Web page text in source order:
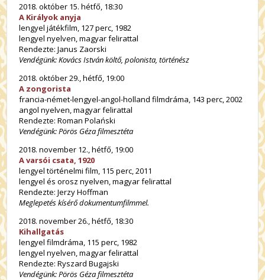
2018. október 15. hétfő, 18:30
A Királyok anyja
lengyel játékfilm, 127 perc, 1982
lengyel nyelven, magyar felirattal
Rendezte: Janus Zaorski
Vendégünk: Kovács István költő, polonista, történész
2018. október 29., hétfő, 19:00
A zongorista
francia-német-lengyel-angol-holland filmdráma, 143 perc, 2002
angol nyelven, magyar felirattal
Rendezte: Roman Polański
Vendégünk: Pörös Géza filmesztéta
2018. november 12., hétfő, 19:00
A varsói csata, 1920
lengyel történelmi film, 115 perc, 2011
lengyel és orosz nyelven, magyar felirattal
Rendezte: Jerzy Hoffman
Meglepetés kísérő dokumentumfilmmel.
2018. november 26., hétfő, 18:30
Kihallgatás
lengyel filmdráma, 115 perc, 1982
lengyel nyelven, magyar felirattal
Rendezte: Ryszard Bugajski
Vendégünk: Pörös Géza filmesztéta